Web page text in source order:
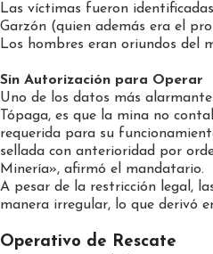
Las víctimas fueron
Garzón (quien además era el
Los hombres eran oriundos del
Sin Autorización para Operar
Uno de los datos más
Tópaga, es que la mina no
requerida para su
sellada con anterioridad por
Minería», afirmó el mandatario.
A pesar de la restricción legal,
manera irregular, lo que derivó
Operativo de Rescate